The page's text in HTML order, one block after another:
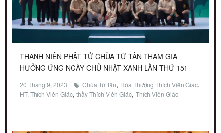
THANH NIÊN PHẬT TỬ CHÙA TỪ TÂN THAM GIA
HƯỞNG ỨNG NGÀY CHỦ NHẬT XANH LẦN THỨ 151
20 Tháng 9, 2023 Chùa Từ Tân, Hòa Thượng Thích Viên Giác,
HT. Thích Viên Giác, thầy Thích Viên Giác, Thích Viên Giác